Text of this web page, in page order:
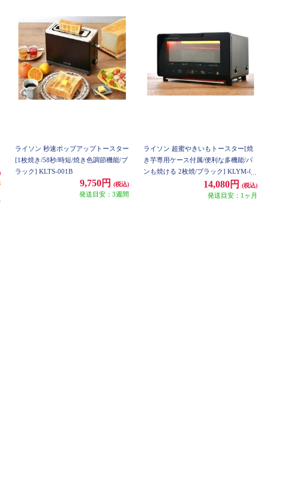
ライソン 秒速ポップアップトースター
[1枚焼き/58秒/時短/焼き色調節機能/ブ
ラック] KLTS-001B
9,750円 (税込)
発送目安：3週間
ライソン 超蜜やきいもトースター[焼
き芋専用ケース付属/便利な多機能/パ
ンも焼ける 2枚焼/ブラック] KLYM-00
14,080円 (税込)
発送目安：1ヶ月